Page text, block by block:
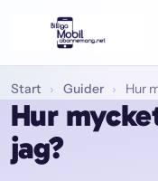
Start › Guider › Hur
Hur
jag?